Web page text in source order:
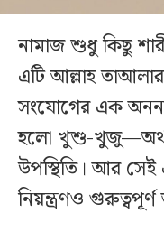
নামাজ শুধু কিছু
এটি আল্লাহ
সংযোগের এক
হলো খুশু-
উপস্থিতি। আর সেই
নিয়ন্ত্রণও